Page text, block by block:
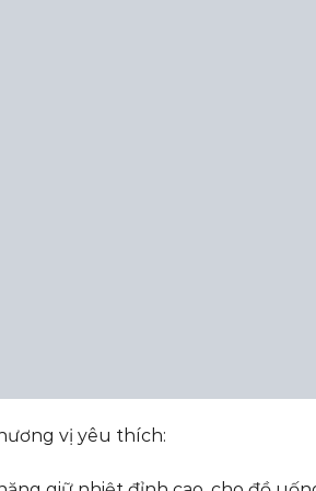
vị yêu thích: